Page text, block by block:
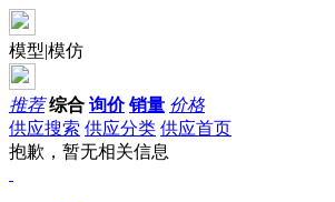
模型|模仿
推荐 综合 询价 销量 价格
供应搜索 供应分类 供应首页
抱歉，暂无相关信息